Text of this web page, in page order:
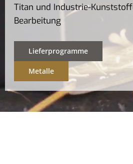
Titan und Industrie-
Bearbeitung
Lieferprogramme
Metalle